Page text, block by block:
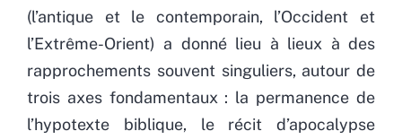
(l’antique et le contemporain, l’Occident et
l’Extrême-Orient) a donné lieu à lieux à des
rapprochements souvent singuliers, autour de
trois axes fondamentaux : la permanence de
l’hypotexte biblique, le récit d’apocalypse